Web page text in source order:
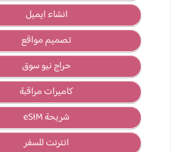
انشاء ايميل
تصميم مواقع
حراج نيو سوق
كاميرات مراقبة
شريحة eSIM
انترنت للسفر